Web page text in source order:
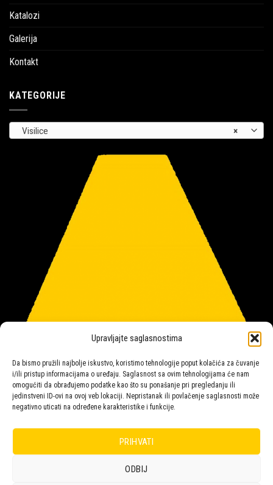
Upravljajte saglasnostima
Da bismo pružili najbolje iskustvo, koristimo tehnologije poput kolačića za čuvanje
i/ili pristup informacijama o uređaju. Saglasnost sa ovim tehnologijama će nam
omogućiti da obrađujemo podatke kao što su ponašanje pri pregledanju ili
jedinstveni ID-ovi na ovoj veb lokaciji. Nepristanak ili povlačenje saglasnosti može
negativno uticati na određene karakteristike i funkcije.
PRIHVATI
ODBIJ
Katalozi
Galerija
Kontakt
KATEGORIJE
×
Visilice